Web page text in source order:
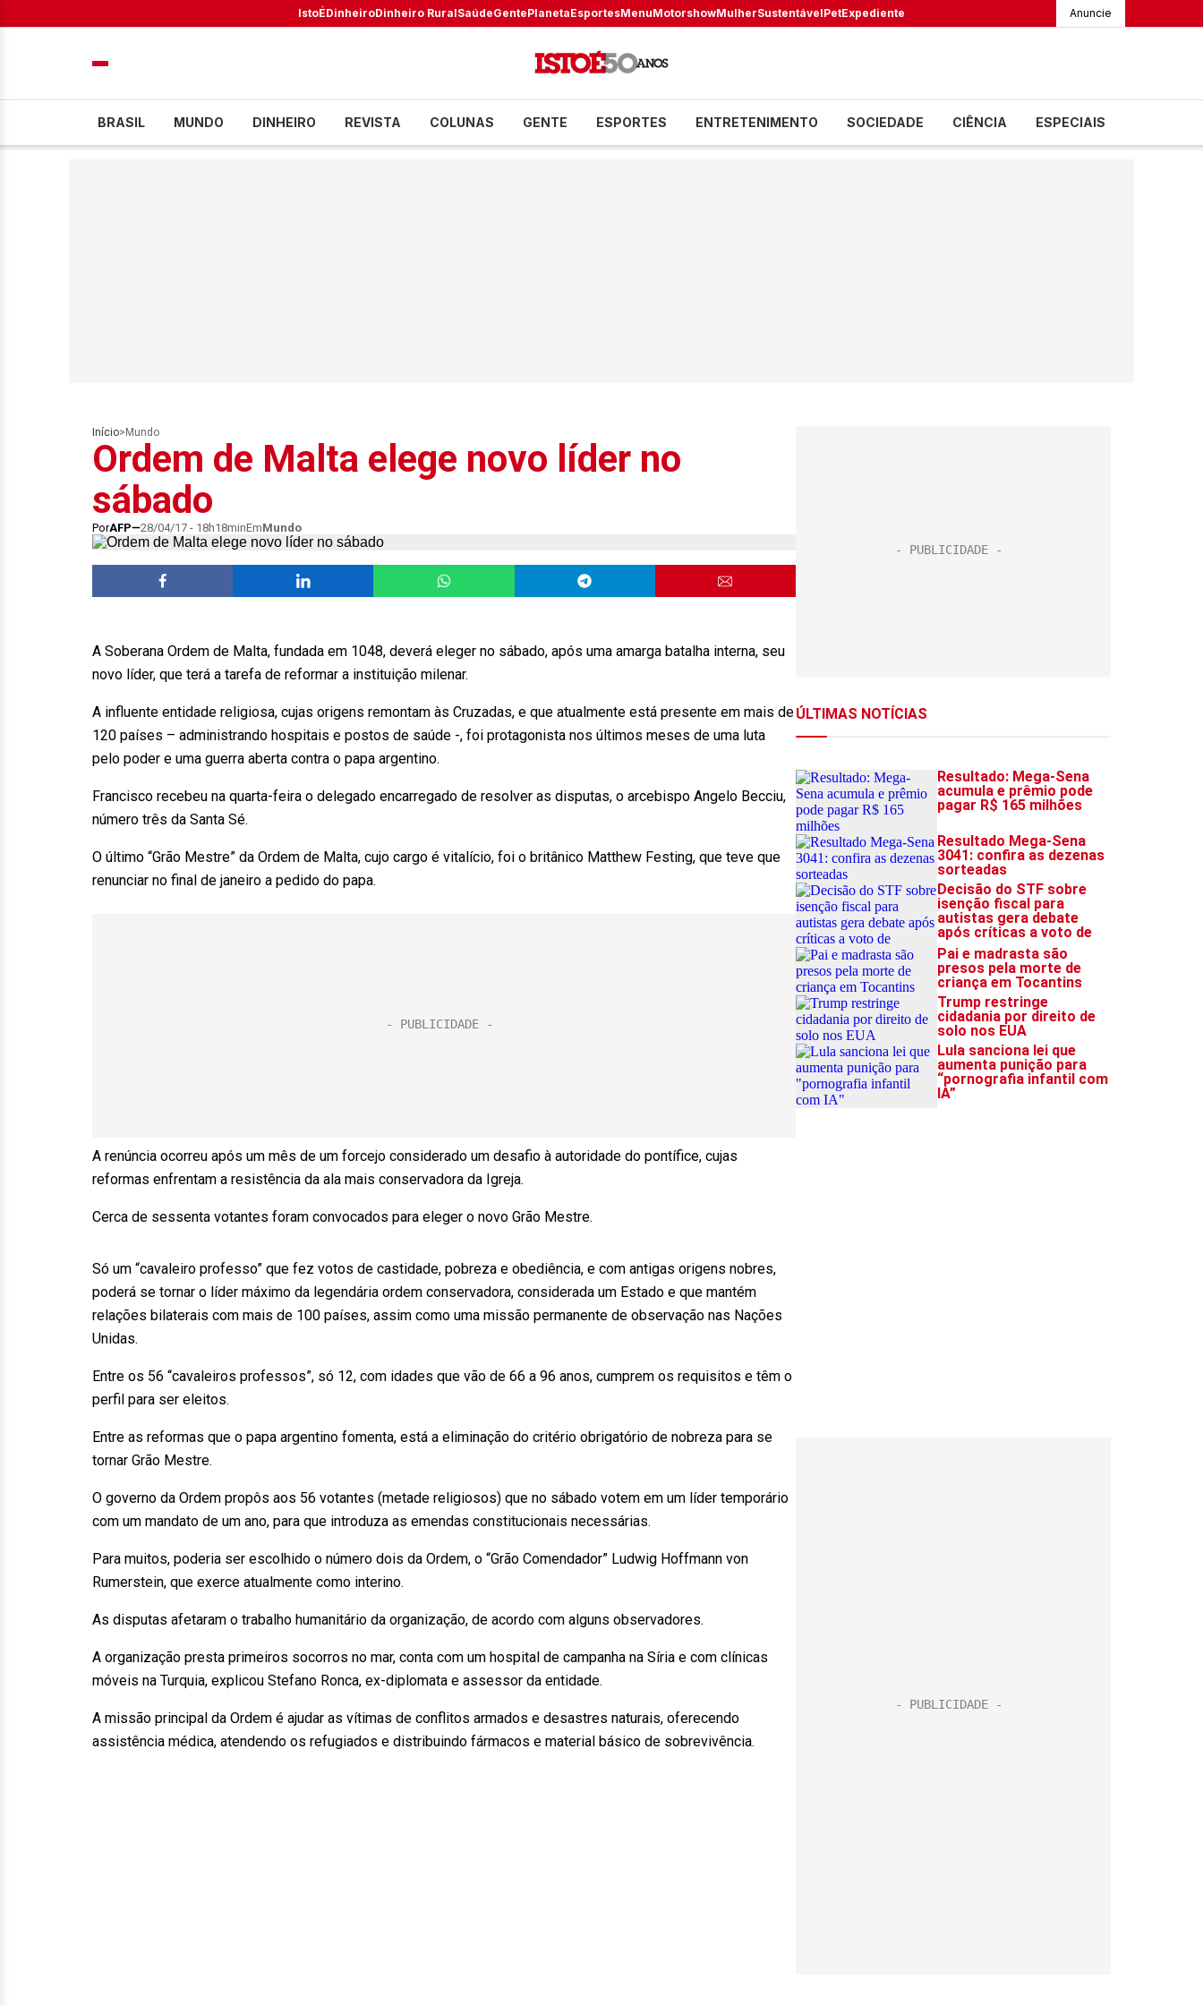
IstoÉDinheiroDinheiro RuralSaúdeGentePlanetaEsportesMenuMotorshowMulherSustentávelPetExpediente Anuncie
BRASIL MUNDO DINHEIRO REVISTA COLUNAS GENTE ESPORTES ENTRETENIMENTO SOCIEDADE CIÊNCIA ESPECIAIS
Início> Mundo
Ordem de Malta elege novo líder no
sábado
PorAFP 28/04/17 - 18h18minEmMundo
A Soberana Ordem de Malta, fundada em 1048, deverá eleger no sábado, após uma amarga batalha interna, seu
novo líder, que terá a tarefa de reformar a instituição milenar.
A influente entidade religiosa, cujas origens remontam às Cruzadas, e que atualmente está presente em mais de
120 países – administrando hospitais e postos de saúde -, foi protagonista nos últimos meses de uma luta
pelo poder e uma guerra aberta contra o papa argentino.
Francisco recebeu na quarta-feira o delegado encarregado de resolver as disputas, o arcebispo Angelo Becciu,
número três da Santa Sé.
O último “Grão Mestre” da Ordem de Malta, cujo cargo é vitalício, foi o britânico Matthew Festing, que teve que
renunciar no final de janeiro a pedido do papa.
A renúncia ocorreu após um mês de um forcejo considerado um desafio à autoridade do pontífice, cujas
reformas enfrentam a resistência da ala mais conservadora da Igreja.
Cerca de sessenta votantes foram convocados para eleger o novo Grão Mestre.
Só um “cavaleiro professo” que fez votos de castidade, pobreza e obediência, e com antigas origens nobres,
poderá se tornar o líder máximo da legendária ordem conservadora, considerada um Estado e que mantém
relações bilaterais com mais de 100 países, assim como uma missão permanente de observação nas Nações
Unidas.
Entre os 56 “cavaleiros professos”, só 12, com idades que vão de 66 a 96 anos, cumprem os requisitos e têm o
perfil para ser eleitos.
Entre as reformas que o papa argentino fomenta, está a eliminação do critério obrigatório de nobreza para se
tornar Grão Mestre.
O governo da Ordem propôs aos 56 votantes (metade religiosos) que no sábado votem em um líder temporário
com um mandato de um ano, para que introduza as emendas constitucionais necessárias.
Para muitos, poderia ser escolhido o número dois da Ordem, o “Grão Comendador” Ludwig Hoffmann von
Rumerstein, que exerce atualmente como interino.
As disputas afetaram o trabalho humanitário da organização, de acordo com alguns observadores.
A organização presta primeiros socorros no mar, conta com um hospital de campanha na Síria e com clínicas
móveis na Turquia, explicou Stefano Ronca, ex-diplomata e assessor da entidade.
A missão principal da Ordem é ajudar as vítimas de conflitos armados e desastres naturais, oferecendo
assistência médica, atendendo os refugiados e distribuindo fármacos e material básico de sobrevivência.